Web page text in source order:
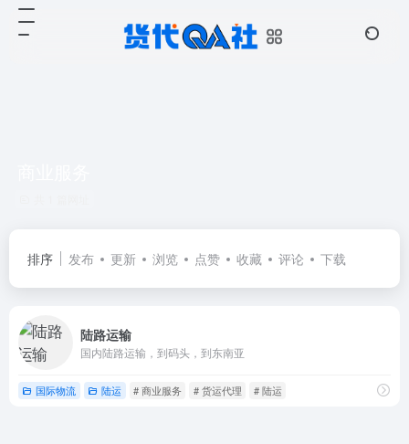
排序 发布 更新 浏览 点赞 收藏 评论 下载
陆路运输
国内陆路运输，到码头，到东南亚
国际物流 陆运 # 商业服务 # 货运代理 # 陆运